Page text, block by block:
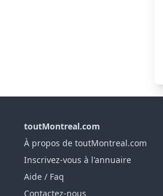
toutMontreal.com
À propos de toutMontreal.com
Inscrivez-vous à l'annuaire
Aide / Faq
Contactez-nous